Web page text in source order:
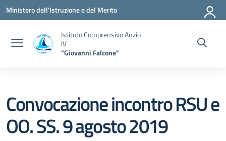
Vai ai contenuti
Vai al menu di navigazione
Vai al footer
Ministero dell'Istruzione e del Merito
Istituto Comprensivo Anzio
IV
"Giovanni Falcone"
Convocazione incontro RSU e
OO. SS. 9 agosto 2019